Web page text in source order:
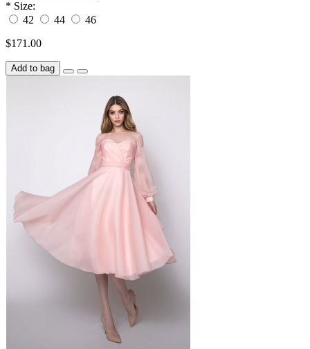
* Size:
42
44
46
$171.00
Add to bag